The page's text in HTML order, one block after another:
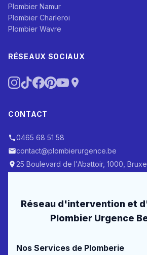
Plombier Namur
Plombier Charleroi
Plombier Wavre
RÉSEAUX SOCIAUX
CONTACT
0465 68 51 58
contact@plombierurgence.be
25 Boulevard de l'Abattoir, 1000,
Réseau d'intervention et
Plombier Urgence
Nos Services de Plomberie